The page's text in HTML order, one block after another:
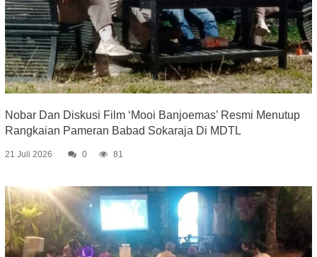
Nobar Dan Diskusi Film ‘Mooi Banjoemas’ Resmi Menutup
Rangkaian Pameran Babad Sokaraja Di MDTL
21 Juli 2026 0 81